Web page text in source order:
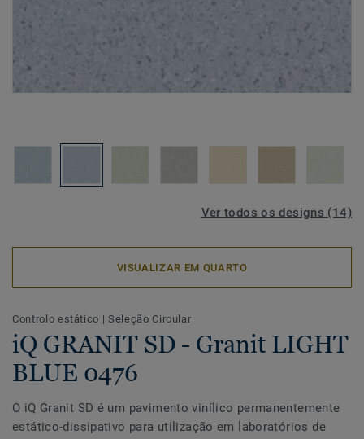
Ver todos os designs (14)
VISUALIZAR EM QUARTO
Controlo estático |Seleção Circular
iQ GRANIT SD - Granit LIGHT
BLUE 0476
O iQ Granit SD é um pavimento vinílico permanentemente
estático-dissipativo para utilização em laboratórios de